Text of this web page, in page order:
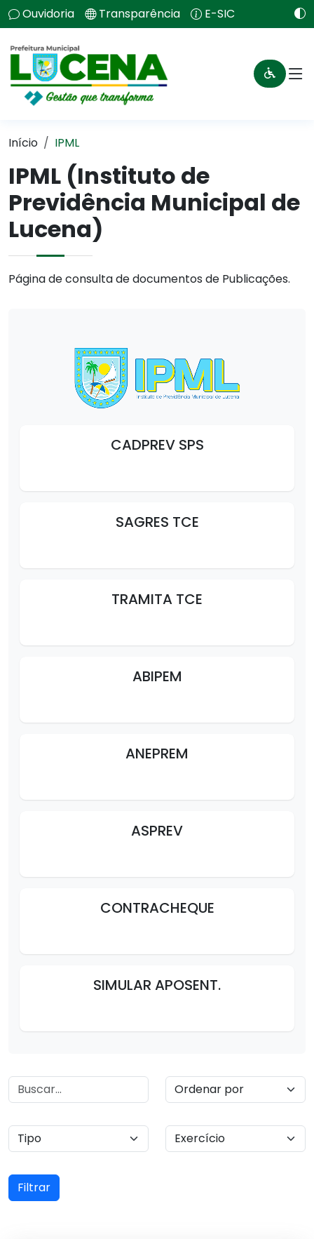
Ouvidoria Transparência E-SIC
Início IPML
IPML (Instituto de
Previdência Municipal de
Lucena)
Página de consulta de documentos de Publicações.
CADPREV SPS
SAGRES TCE
TRAMITA TCE
ABIPEM
ANEPREM
ASPREV
CONTRACHEQUE
SIMULAR APOSENT.
Filtrar